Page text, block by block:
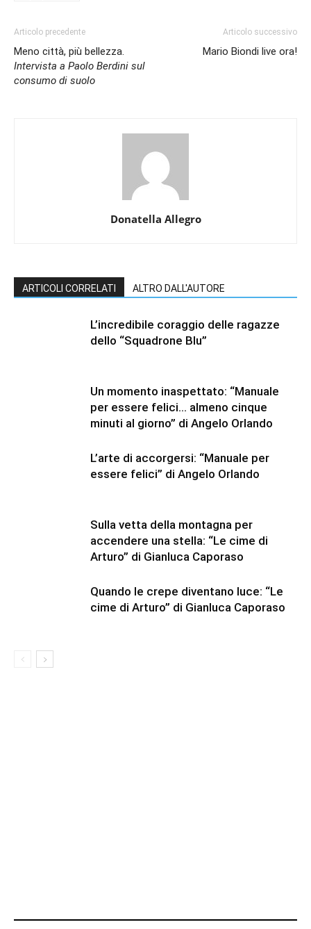
Articolo precedente
Meno città, più bellezza.
Intervista a Paolo Berdini sul
consumo di suolo
Articolo successivo
Mario Biondi live ora!
Donatella Allegro
ARTICOLI CORRELATI ALTRO DALL'AUTORE
L’incredibile coraggio delle ragazze
dello “Squadrone Blu”
Un momento inaspettato: “Manuale
per essere felici… almeno cinque
minuti al giorno” di Angelo Orlando
L’arte di accorgersi: “Manuale per
essere felici” di Angelo Orlando
Sulla vetta della montagna per
accendere una stella: “Le cime di
Arturo” di Gianluca Caporaso
Quando le crepe diventano luce: “Le
cime di Arturo” di Gianluca Caporaso